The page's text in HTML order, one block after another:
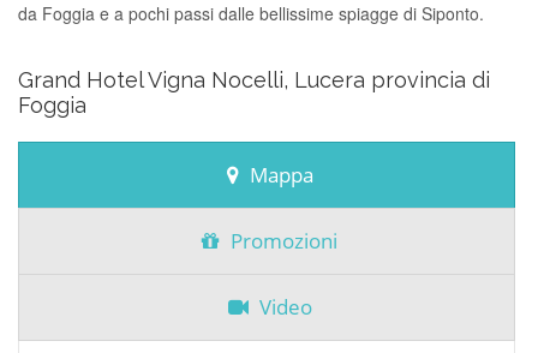
da Foggia e a pochi passi dalle bellissime spiagge di Siponto.
Grand Hotel Vigna Nocelli, Lucera provincia di
Foggia
Mappa
Promozioni
Video